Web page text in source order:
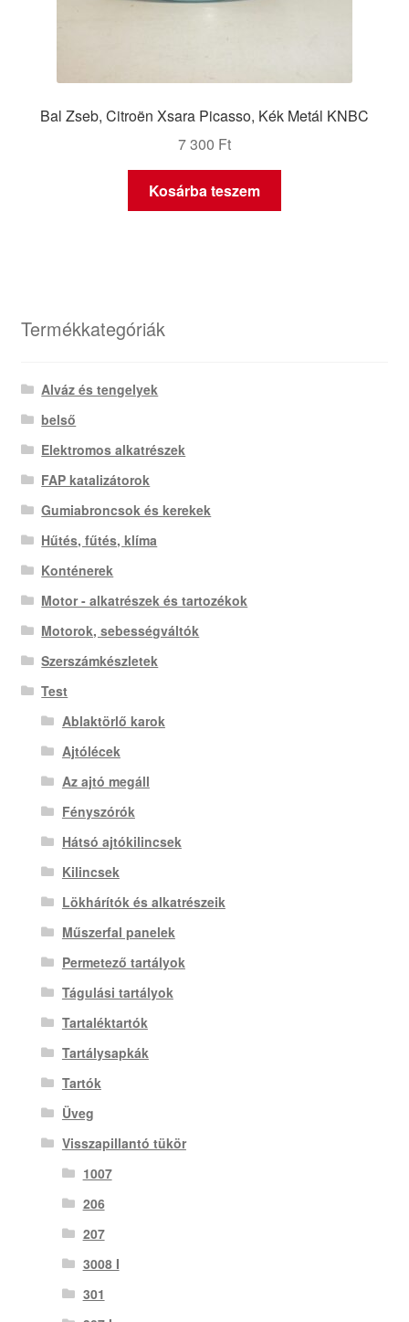
Bal Zseb, Citroën Xsara Picasso, Kék Metál KNBC
7 300 Ft
Kosárba teszem
Termékkategóriák
Alváz és tengelyek
belső
Elektromos alkatrészek
FAP katalizátorok
Gumiabroncsok és kerekek
Hűtés, fűtés, klíma
Konténerek
Motor - alkatrészek és tartozékok
Motorok, sebességváltók
Szerszámkészletek
Test
Ablaktörlő karok
Ajtólécek
Az ajtó megáll
Fényszórók
Hátsó ajtókilincsek
Kilincsek
Lökhárítók és alkatrészeik
Műszerfal panelek
Permetező tartályok
Tágulási tartályok
Tartaléktartók
Tartálysapkák
Tartók
Üveg
Visszapillantó tükör
1007
206
207
3008 I
301